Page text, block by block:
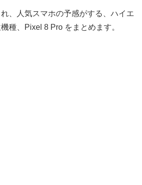
、人気スマホの予感がする、ハイエ
種、Pixel 8 Pro をまとめます。